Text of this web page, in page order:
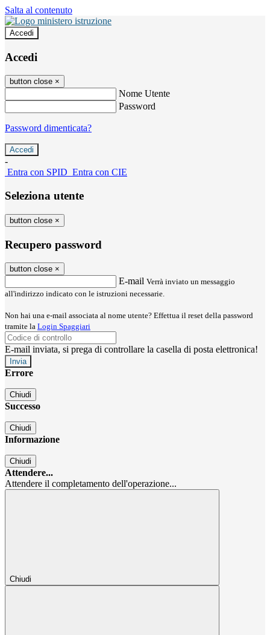
Salta al contenuto
Accedi
Accedi
button close ×
Nome Utente
Password
Password dimenticata?
-
Entra con SPID Entra con CIE
Seleziona utente
button close ×
Recupero password
button close ×
E-mail Verrà inviato un messaggio
all'indirizzo indicato con le istruzioni necessarie.
Non hai una e-mail associata al nome utente? Effettua il reset della password
tramite la Login Spaggiari
E-mail inviata, si prega di controllare la casella di posta elettronica!
Errore
Chiudi
Successo
Chiudi
Informazione
Chiudi
Attendere...
Attendere il completamento dell'operazione...
Chiudi